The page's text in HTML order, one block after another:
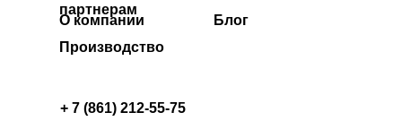
+ 7 (861) 212-55-75
партнерам
О компании
Производство
Блог